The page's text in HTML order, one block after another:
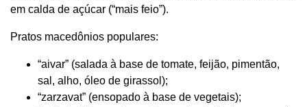
em calda de açúcar (“mais feio”).
Pratos macedônios populares:
“aivar” (salada à base de tomate, feijão, pimentão,
sal, alho, óleo de girassol);
“zarzavat” (ensopado à base de vegetais);